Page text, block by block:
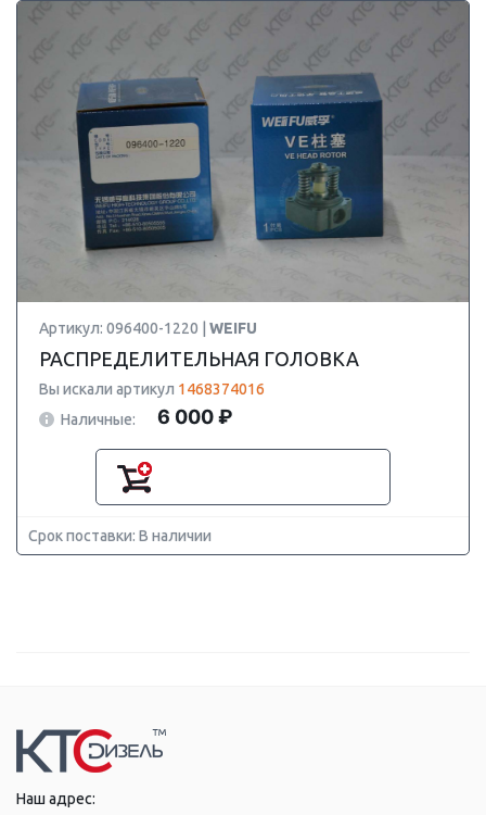
Артикул: 096400-1220 | WEIFU
РАСПРЕДЕЛИТЕЛЬНАЯ ГОЛОВКА
Вы искали артикул 1468374016
Наличные:
6 000 ₽
Срок поставки: В наличии
Наш адрес: